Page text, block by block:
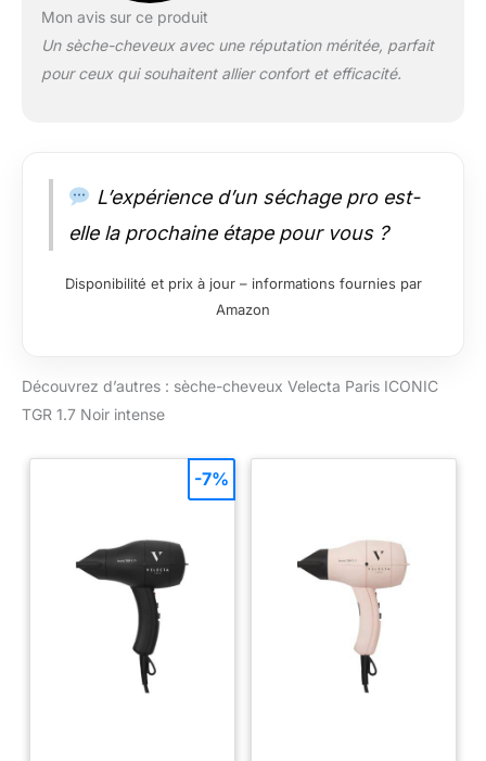
Mon avis sur ce produit
Un sèche-cheveux avec une réputation méritée, parfait
pour ceux qui souhaitent allier confort et efficacité.
L’expérience d’un séchage pro est-
elle la prochaine étape pour vous ?
Disponibilité et prix à jour – informations fournies par
Amazon
Découvrez d’autres : sèche-cheveux Velecta Paris ICONIC
TGR 1.7 Noir intense
-7%